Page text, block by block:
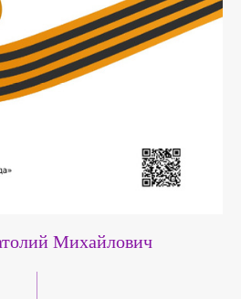
Михайлович